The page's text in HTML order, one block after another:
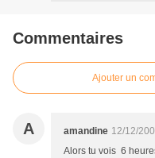
Commentaires
Ajouter un
A amandine 12/12/
Alors tu vois 6